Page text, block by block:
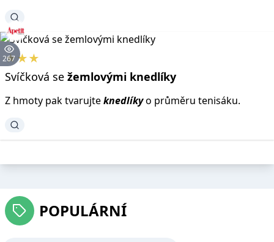
267
★★★
Svíčková se žemlovými knedlíky
Z hmoty pak tvarujteknedlíkyo průměru tenisáku.
POPULÁRNÍ